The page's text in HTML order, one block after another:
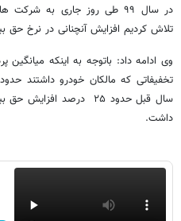
در سال ۹۹ طی روز جاری به
تلاش کردیم افزایش آنچنانی در نرخ حق
وی ادامه داد: باتوجه به اینکه
سال قبل حدود ۲۵ درصد
داشت.